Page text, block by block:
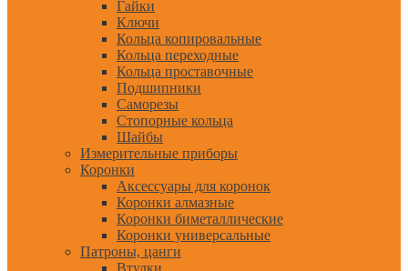
Гайки
Ключи
Кольца копировальные
Кольца переходные
Кольца проставочные
Подшипники
Саморезы
Стопорные кольца
Шайбы
Измерительные приборы
Коронки
Аксессуары для коронок
Коронки алмазные
Коронки биметаллические
Коронки универсальные
Патроны, цанги
Втулки